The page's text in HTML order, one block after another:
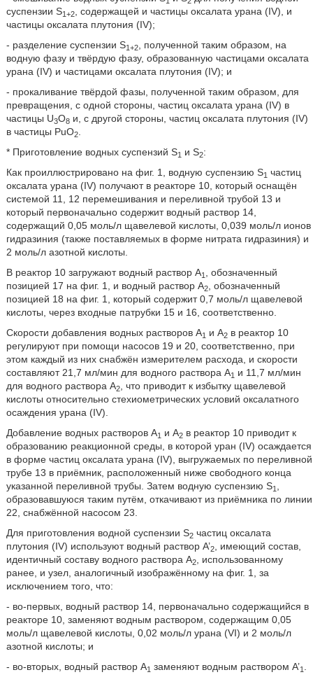
суспензии S1+2, содержащей и частицы оксалата урана (IV), и
частицы оксалата плутония (IV);
- разделение суспензии S1+2, полученной таким образом, на
водную фазу и твёрдую фазу, образованную частицами оксалата
урана (IV) и частицами оксалата плутония (IV); и
- прокаливание твёрдой фазы, полученной таким образом, для
превращения, с одной стороны, частиц оксалата урана (IV) в
частицы U3O8и, с другой стороны, частиц оксалата плутония (IV)
в частицы PuO2.
* Приготовление водных суспензий S1 и S2:
Как проиллюстрировано на фиг. 1, водную суспензию S1 частиц
оксалата урана (IV) получают в реакторе 10, который оснащён
системой 11, 12 перемешивания и переливной трубой 13 и
который первоначально содержит водный раствор 14,
содержащий 0,05 моль/л щавелевой кислоты, 0,039 моль/л ионов
гидразиния (также поставляемых в форме нитрата гидразиния) и
2 моль/л азотной кислоты.
В реактор 10 загружают водный раствор A1
, обозначенный
позицией 17 на фиг. 1, и водный раствор A2, обозначенный
позицией 18 на фиг. 1, который содержит 0,7 моль/л щавелевой
кислоты, через входные патрубки 15 и 16, соответственно.
Скорости добавления водных растворов A1 и A2в реактор 10
регулируют при помощи насосов 19 и 20, соответственно, при
этом каждый из них снабжён измерителем расхода, и скорости
составляют 21,7 мл/мин для водного раствора A1 и 11,7 мл/мин
для водного раствора A2, что приводит к избытку щавелевой
кислоты относительно стехиометрических условий оксалатного
осаждения урана (IV).
Добавление водных растворов A1 и A2в реактор 10 приводит к
образованию реакционной среды, в которой уран (IV) осаждается
в форме частиц оксалата урана (IV), выгружаемых по переливной
трубе 13 в приёмник, расположенный ниже свободного конца
указанной переливной трубы. Затем водную суспензию S1
образовавшуюся таким путём, откачивают из приёмника по линии
22, снабжённой насосом 23.
Для приготовления водной суспензии S2частиц оксалата
плутония (IV) используют водный раствор A’2, имеющий состав,
идентичный составу водного раствора A2, использованному
ранее, и узел, аналогичный изображённому на фиг. 1, за
исключением того, что:
- во-первых, водный раствор 14, первоначально содержащийся в
реакторе 10, заменяют водным раствором, содержащим 0,05
моль/л щавелевой кислоты, 0,02 моль/л урана (VI) и 2 моль/л
азотной кислоты; и
- во-вторых, водный раствор A1 заменяют водным раствором A’1